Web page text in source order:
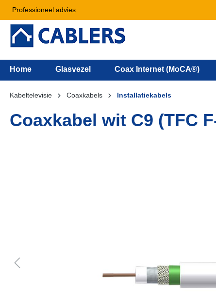
Professioneel advies
Home Glasvezel Coax Internet (MoCA®)
Kabeltelevisie Coaxkabels Installatiekabels
Coaxkabel wit C9 (TFC